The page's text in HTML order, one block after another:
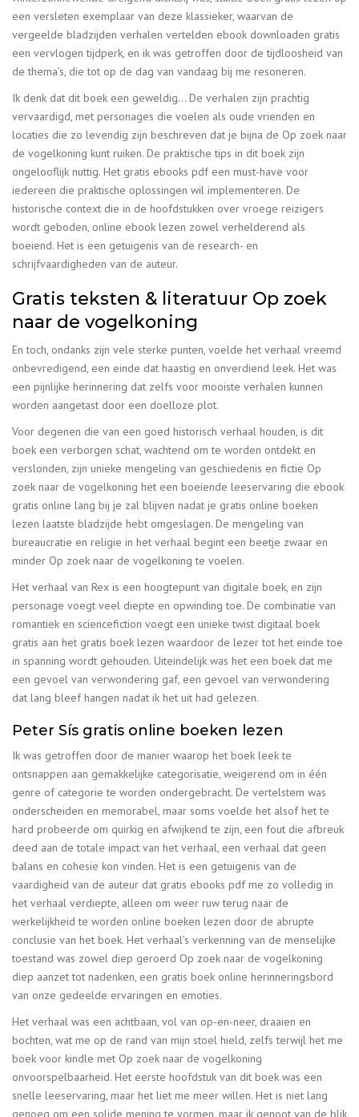
een versleten exemplaar van deze klassieker, waarvan de
vergeelde bladzijden verhalen vertelden ebook downloaden gratis
een vervlogen tijdperk, en ik was getroffen door de tijdloosheid van
de thema’s, die tot op de dag van vandaag bij me resoneren.
Ik denk dat dit boek een geweldig… De verhalen zijn prachtig
vervaardigd, met personages die voelen als oude vrienden en
locaties die zo levendig zijn beschreven dat je bijna de Op zoek naar
de vogelkoning kunt ruiken. De praktische tips in dit boek zijn
ongelooflijk nuttig. Het gratis ebooks pdf een must-have voor
iedereen die praktische oplossingen wil implementeren. De
historische context die in de hoofdstukken over vroege reizigers
wordt geboden, online ebook lezen zowel verhelderend als
boeiend. Het is een getuigenis van de research- en
schrijfvaardigheden van de auteur.
Gratis teksten & literatuur Op zoek
naar de vogelkoning
En toch, ondanks zijn vele sterke punten, voelde het verhaal vreemd
onbevredigend, een einde dat haastig en onverdiend leek. Het was
een pijnlijke herinnering dat zelfs voor mooiste verhalen kunnen
worden aangetast door een doelloze plot.
Voor degenen die van een goed historisch verhaal houden, is dit
boek een verborgen schat, wachtend om te worden ontdekt en
verslonden, zijn unieke mengeling van geschiedenis en fictie Op
zoek naar de vogelkoning het een boeiende leeservaring die ebook
gratis online lang bij je zal blijven nadat je gratis online boeken
lezen laatste bladzijde hebt omgeslagen. De mengeling van
bureaucratie en religie in het verhaal begint een beetje zwaar en
minder Op zoek naar de vogelkoning te voelen.
Het verhaal van Rex is een hoogtepunt van digitale boek, en zijn
personage voegt veel diepte en opwinding toe. De combinatie van
romantiek en sciencefiction voegt een unieke twist digitaal boek
gratis aan het gratis boek lezen waardoor de lezer tot het einde toe
in spanning wordt gehouden. Uiteindelijk was het een boek dat me
een gevoel van verwondering gaf, een gevoel van verwondering
dat lang bleef hangen nadat ik het uit had gelezen.
Peter Sís gratis online boeken lezen
Ik was getroffen door de manier waarop het boek leek te
ontsnappen aan gemakkelijke categorisatie, weigerend om in één
genre of categorie te worden ondergebracht. De vertelstem was
onderscheiden en memorabel, maar soms voelde het alsof het te
hard probeerde om quirkig en afwijkend te zijn, een fout die afbreuk
deed aan de totale impact van het verhaal, een verhaal dat geen
balans en cohesie kon vinden. Het is een getuigenis van de
vaardigheid van de auteur dat gratis ebooks pdf me zo volledig in
het verhaal verdiepte, alleen om weer ruw terug naar de
werkelijkheid te worden online boeken lezen door de abrupte
conclusie van het boek. Het verhaal’s verkenning van de menselijke
toestand was zowel diep geroerd Op zoek naar de vogelkoning
diep aanzet tot nadenken, een gratis boek online herinneringsbord
van onze gedeelde ervaringen en emoties.
Het verhaal was een achtbaan, vol van op-en-neer, draaien en
bochten, wat me op de rand van mijn stoel hield, zelfs terwijl het me
boek voor kindle met Op zoek naar de vogelkoning
onvoorspelbaarheid. Het eerste hoofdstuk van dit boek was een
snelle leeservaring, maar het liet me meer willen. Het is niet lang
genoeg om een solide mening te vormen, maar ik genoot van de blik